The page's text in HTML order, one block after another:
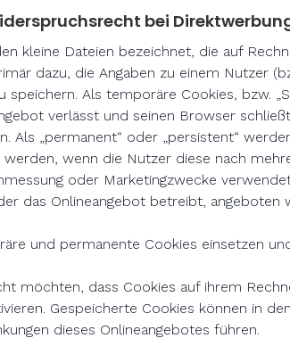
bei
kleine Dateien bezeichnet, die auf
dazu, die Angaben zu einem Nutzer
speichern. Als temporäre Cookies, bzw.
verlässt und seinen Browser
Als „permanent“ oder „persistent“
wenn die Nutzer diese nach
oder Marketingzwecke
das Onlineangebot betreibt, angeboten
und permanente Cookies einsetzen
möchten, dass Cookies auf ihrem
Gespeicherte Cookies können in
dieses Onlineangebotes führen.